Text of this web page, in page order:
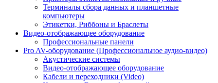
Терминалы сбора данных и планшетные
компьютеры
Этикетки, Риббоны и Браслеты
Видео-отображающее оборудование
Профессиональные панели
Pro AV-оборудование (Профессиональное аудио-видео)
Акустические системы
Видео-отображающее оборудование
Кабели и переходники (Video)